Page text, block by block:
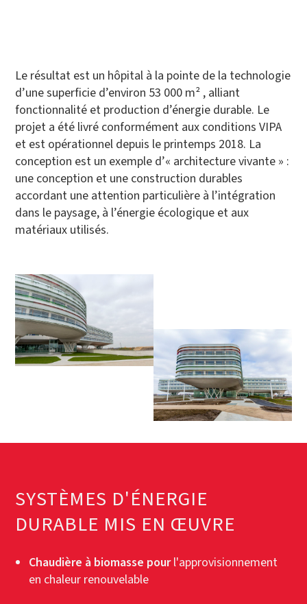
Le résultat est un hôpital à la pointe de la technologie
d’une superficie d’environ 53 000 m² , alliant
fonctionnalité et production d’énergie durable. Le
projet a été livré conformément aux conditions VIPA
et est opérationnel depuis le printemps 2018. La
conception est un exemple d’« architecture vivante » :
une conception et une construction durables
accordant une attention particulière à l’intégration
dans le paysage, à l’énergie écologique et aux
matériaux utilisés.
SYSTÈMES D'ÉNERGIE
DURABLE MIS EN ŒUVRE
Chaudière à biomasse pourl'approvisionnement
en chaleur renouvelable